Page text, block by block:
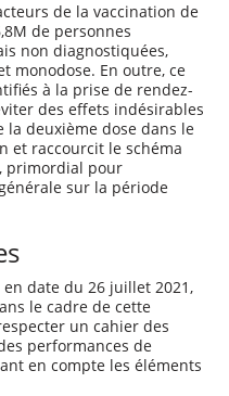
de la vaccination de
de personnes
non diagnostiquées,
monodose. En outre, ce
à la prise de rendez-
des effets indésirables
la deuxième dose dans le
et raccourcit le schéma
primordial pour
sur la période
en date du 26 juillet 2021,
le cadre de cette
un cahier des
performances de
en compte les éléments